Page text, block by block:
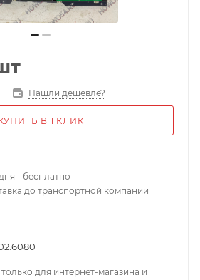
Нашли дешевле?
В 1 КЛИК
- бесплатно
до транспортной компании
для интернет-магазина и